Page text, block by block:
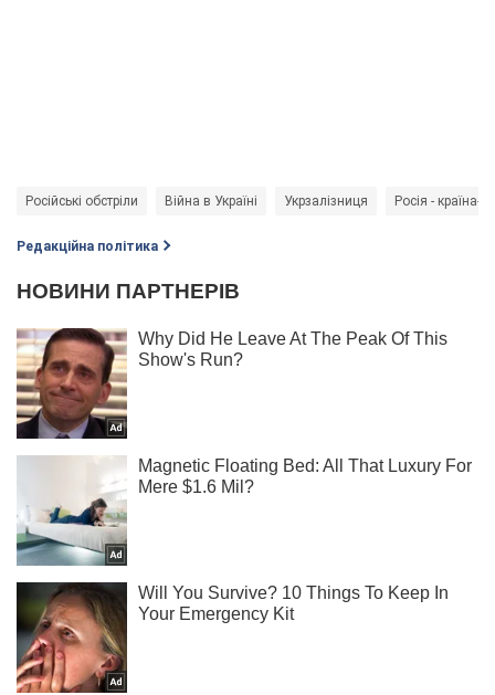
Російські обстріли Війна в Україні Укрзалізниця Росія - країна-
Редакційна політика